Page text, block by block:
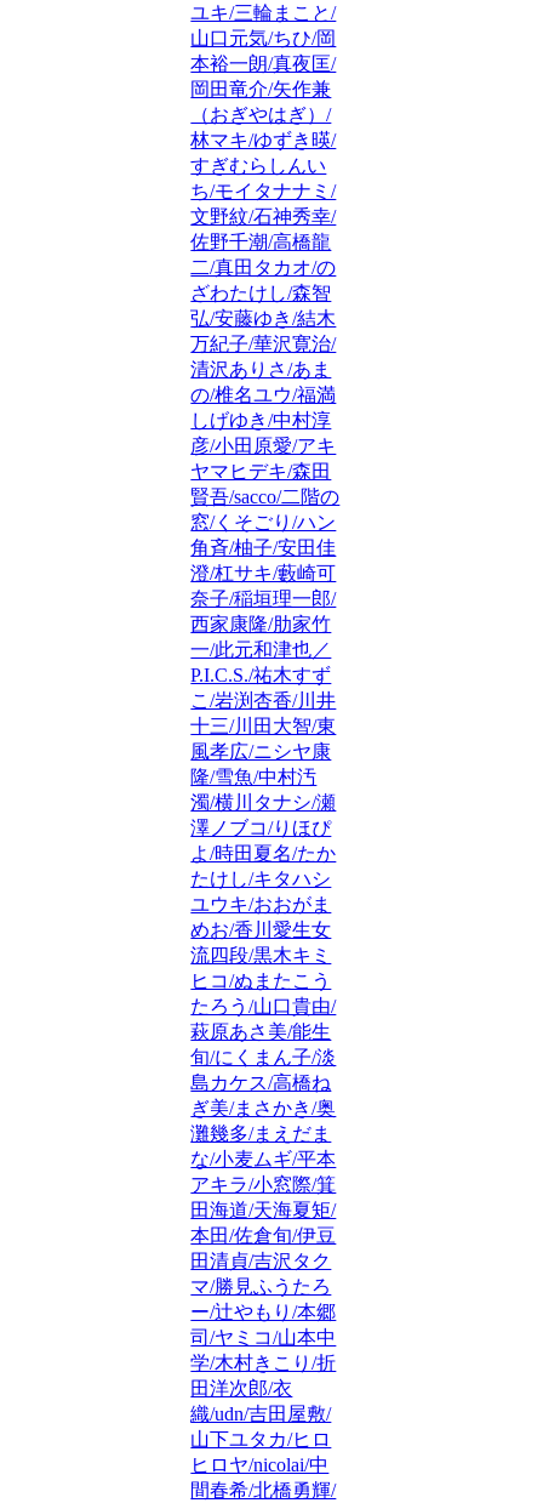
ユキ/三輪まこと/
山口元気/ちひ/岡
本裕一朗/真夜匡/
岡田竜介/矢作兼
（おぎやはぎ）/
林マキ/ゆずき暎/
すぎむらしんい
ち/モイタナナミ/
文野紋/石神秀幸/
佐野千潮/高橋龍
二/真田タカオ/の
ざわたけし/森智
弘/安藤ゆき/結木
万紀子/華沢寛治/
清沢ありさ/あま
の/椎名ユウ/福満
しげゆき/中村淳
彦/小田原愛/アキ
ヤマヒデキ/森田
賢吾/sacco/二階の
窓/くそごり/ハン
角斉/柚子/安田佳
澄/杠サキ/藪崎可
奈子/稲垣理一郎/
西家康隆/肋家竹
一/此元和津也／
P.I.C.S./祐木すず
こ/岩渕杏香/川井
十三/川田大智/東
風孝広/ニシヤ康
隆/雪魚/中村汚
濁/横川タナシ/瀬
澤ノブコ/りほぴ
よ/時田夏名/たか
たけし/キタハシ
ユウキ/おおがま
めお/香川愛生女
流四段/黒木キミ
ヒコ/ぬまたこう
たろう/山口貴由/
萩原あさ美/能生
旬/にくまん子/淡
島カケス/高橋ね
ぎ美/まさかき/奥
灘幾多/まえだま
な/小麦ムギ/平本
アキラ/小窓際/箕
田海道/天海夏矩/
本田/佐倉旬/伊豆
田清貞/吉沢タク
マ/勝見ふうたろ
ー/辻やもり/本郷
司/ヤミコ/山本中
学/木村きこり/折
田洋次郎/衣
織/udn/吉田屋敷/
山下ユタカ/ヒロ
ヒロヤ/nicolai/中
間春希/北橋勇輝/